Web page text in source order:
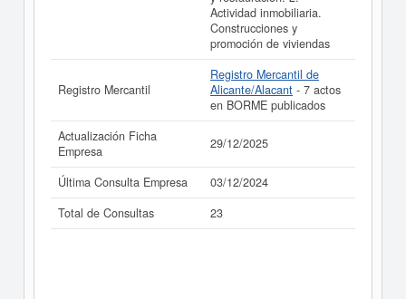
Actividad inmobiliaria.
Construcciones y
promoción de viviendas
Registro Mercantil
Registro Mercantil de
Alicante/Alacant - 7 actos
en BORME publicados
Actualización Ficha
Empresa
29/12/2025
Última Consulta Empresa
03/12/2024
Total de Consultas
23